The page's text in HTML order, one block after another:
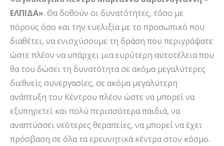
ΕΛΠΙΔΑ». Θα δοθούν οι δυνατότητες, τόσο με
πόρους όσο και την ευελιξία με το προσωπικό που
διαθέτει, να ενισχύσουμε τη δράση που περιγράψατε
ώστε πλέον να υπάρχει μια ευρύτερη αυτοτέλεια που
θα του δώσει τη δυνατότητα σε ακόμα μεγαλύτερες
διεθνείς συνεργασίες, σε ακόμα μεγαλύτερη
ανάπτυξη του Κέντρου πλέον ώστε να μπορεί να
εξυπηρετεί και πολύ περισσότερα παιδιά, να
αναπτύσσει νεότερες θεραπείες, να μπορεί να έχει
πρόσβαση σε όλα τα ερευνητικά κέντρα στον κόσμο.